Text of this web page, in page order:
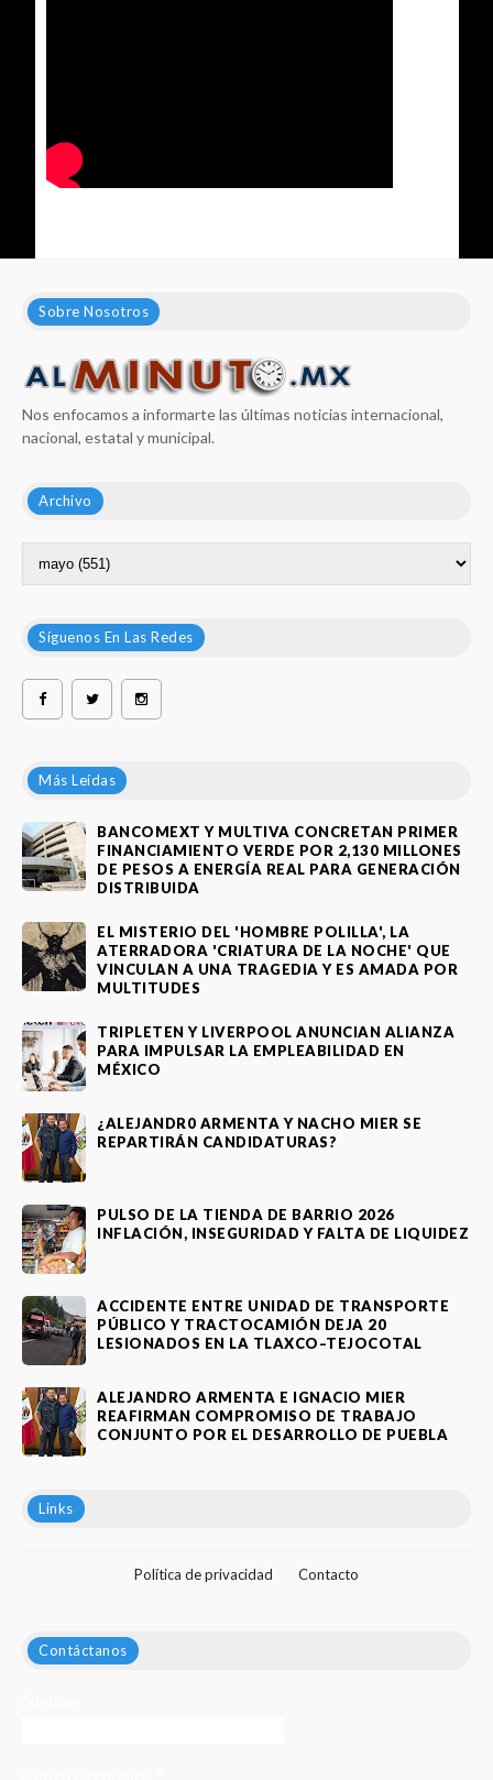
Sobre Nosotros
Nos enfocamos a informarte las últimas noticias internacional,
nacional, estatal y municipal.
Archivo
Síguenos En Las Redes
Más Leídas
BANCOMEXT Y MULTIVA CONCRETAN PRIMER
FINANCIAMIENTO VERDE POR 2,130 MILLONES
DE PESOS A ENERGÍA REAL PARA GENERACIÓN
DISTRIBUIDA
EL MISTERIO DEL 'HOMBRE POLILLA', LA
ATERRADORA 'CRIATURA DE LA NOCHE' QUE
VINCULAN A UNA TRAGEDIA Y ES AMADA POR
MULTITUDES
TRIPLETEN Y LIVERPOOL ANUNCIAN ALIANZA
PARA IMPULSAR LA EMPLEABILIDAD EN
MÉXICO
¿ALEJANDR0 ARMENTA Y NACHO MIER SE
REPARTIRÁN CANDIDATURAS?
PULSO DE LA TIENDA DE BARRIO 2026
INFLACIÓN, INSEGURIDAD Y FALTA DE LIQUIDEZ
ACCIDENTE ENTRE UNIDAD DE TRANSPORTE
PÚBLICO Y TRACTOCAMIÓN DEJA 20
LESIONADOS EN LA TLAXCO–TEJOCOTAL
ALEJANDRO ARMENTA E IGNACIO MIER
REAFIRMAN COMPROMISO DE TRABAJO
CONJUNTO POR EL DESARROLLO DE PUEBLA
Links
Política de privacidad Contacto
Contáctanos